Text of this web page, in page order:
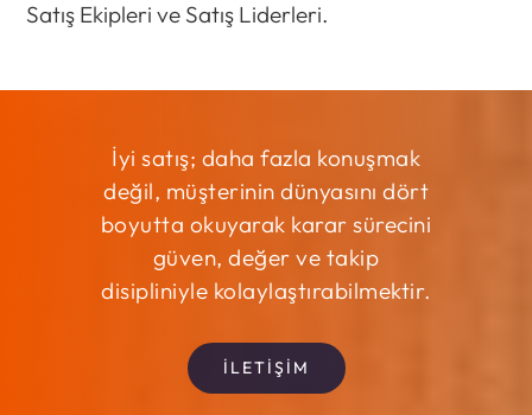
Satış Ekipleri ve Satış Liderleri.
İyi satış; daha fazla konuşmak
değil, müşterinin dünyasını dört
boyutta okuyarak karar sürecini
güven, değer ve takip
disipliniyle kolaylaştırabilmektir.
İLETİŞİM